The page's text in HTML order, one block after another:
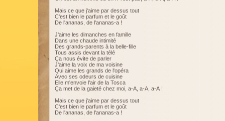
Mais ce que j'aime par dessus tout
C'est bien le parfum et le goût
De l'ananas, de l'ananas-a !
J'aime les dimanches en famille
Dans une chaude intimité
Des grands-parents à la belle-fille
Tous assis devant la télé
Ça nous évite de parler
J'aime la voix de ma voisine
Qui aime les grands de l'opéra
Avec ses odeurs de cuisine
Elle m'envoie l'air de la Tosca
Ça met de la gaieté chez moi, a-A, a-A, a-A !
Mais ce que j'aime par dessus tout
C'est bien le parfum et le goût
De l'ananas, de l'ananas-a !